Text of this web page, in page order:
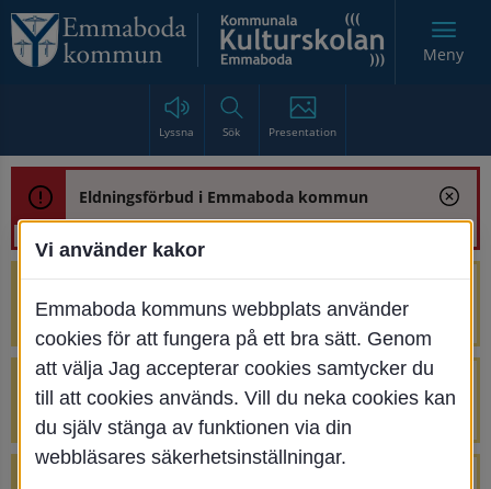
Lyssna Sök Presentation
Meny
Eldningsförbud i Emmaboda kommun
renoveringen av Bjurbäcksbron
Tillfälliga avstängningar på Centrumtorget
v. 25-34
Vi använder kakor
Emmaboda kommuns webbplats använder
cookies för att fungera på ett bra sätt. Genom
att välja Jag accepterar cookies samtycker du
till att cookies används. Vill du neka cookies kan
du själv stänga av funktionen via din
webbläsares säkerhetsinställningar.